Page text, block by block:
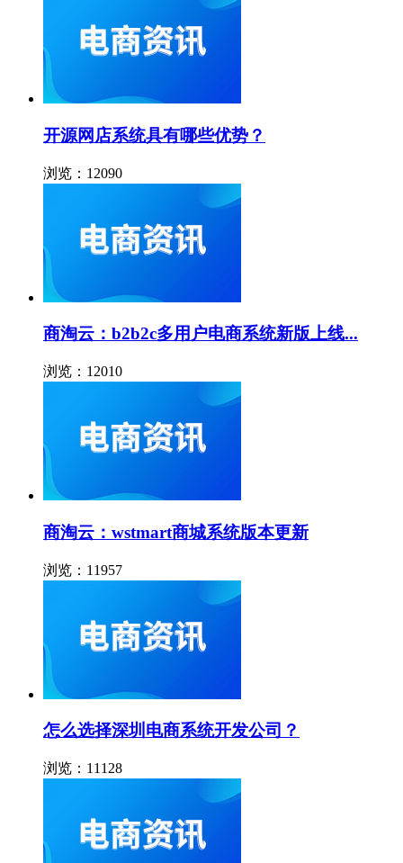
开源网店系统具有哪些优势？
浏览：12090
商淘云：b2b2c多用户电商系统新版上线...
浏览：12010
商淘云：wstmart商城系统版本更新
浏览：11957
怎么选择深圳电商系统开发公司？
浏览：11128